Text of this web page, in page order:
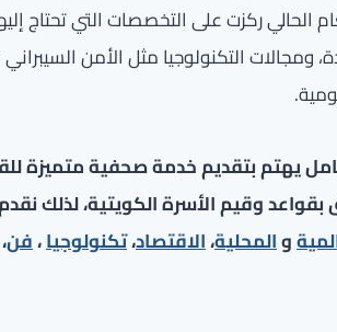
الحالي ركزت على التخصصات التي تحتاج
ومجالات التكنولوجيا مثل الأمن
بتقديم خدمة صحفية متميزة
بقواعد وقيم الأسرة الكويتية، لذلك
والمحلية،الاقتصاد،تكنولوجيا،فن